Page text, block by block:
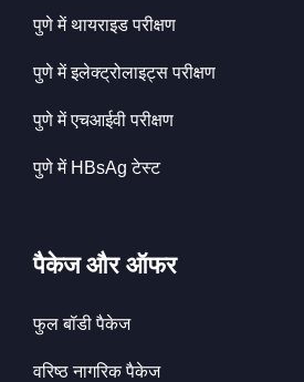
पुणे में थायराइड परीक्षण
पुणे में इलेक्ट्रोलाइट्स परीक्षण
पुणे में एचआईवी परीक्षण
पुणे में HBsAg टेस्ट
पैकेज और ऑफर
फुल बॉडी पैकेज
वरिष्ठ नागरिक पैकेज